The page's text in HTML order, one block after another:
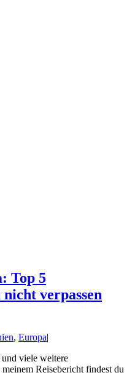
Top 5
verpassen
, Europa|
viele weitere
Reisebericht findest du